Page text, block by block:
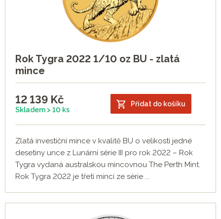
Rok Tygra 2022 1/10 oz BU - zlatá
mince
12 139 Kč
Skladem > 10 ks
Přidat do košíku
Zlatá investiční mince v kvalitě BU o velikosti jedné
desetiny unce z Lunární série III pro rok 2022 – Rok
Tygra vydaná australskou mincovnou The Perth Mint.
Rok Tygra 2022 je třetí mincí ze série ...